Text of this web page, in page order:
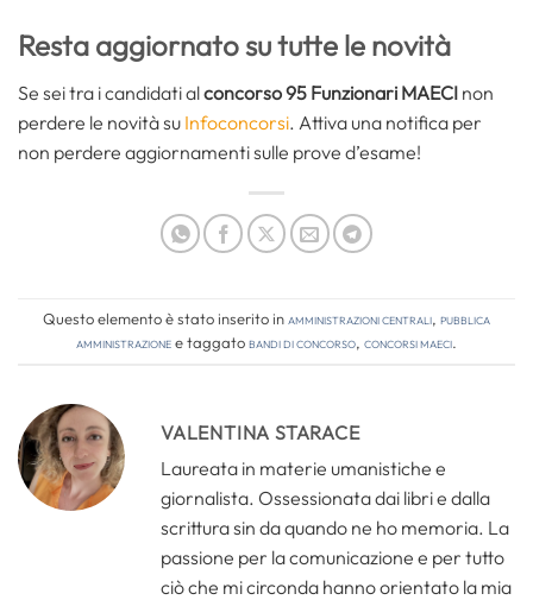
Resta aggiornato su tutte le novità
Se sei tra i candidati alconcorso 95 Funzionari MAECI non
perdere le novità su Infoconcorsi. Attiva una notifica per
non perdere aggiornamenti sulle prove d’esame!
Questo elemento è stato inserito in Amministrazioni Centrali, Pubblica
amministrazionee taggatobandi di concorso, concorsi MAECI.
VALENTINA STARACE
Laureata in materie umanistiche e
giornalista. Ossessionata dai libri e dalla
scrittura sin da quando ne ho memoria. La
passione per la comunicazione e per tutto
ciò che mi circonda hanno orientato la mia